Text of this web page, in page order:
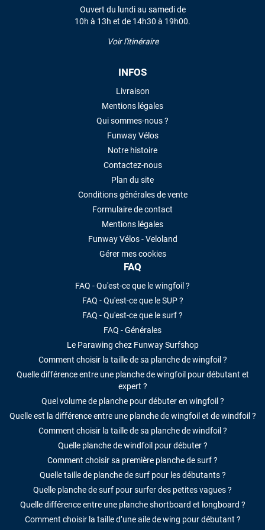
Ouvert du lundi au samedi de
10h à 13h et de 14h30 à 19h00.
Voir l'itinéraire
INFOS
Livraison
Mentions légales
Qui sommes-nous ?
Funway Vélos
Notre histoire
Contactez-nous
Plan du site
Conditions générales de vente
Formulaire de contact
Mentions légales
Funway Vélos - Veloland
Gérer mes cookies
FAQ
FAQ - Qu'est-ce que le wingfoil ?
FAQ - Qu'est-ce que le SUP ?
FAQ - Qu'est-ce que le surf ?
FAQ - Générales
Le Parawing chez Funway Surfshop
Comment choisir la taille de sa planche de wingfoil ?
Quelle différence entre une planche de wingfoil pour débutant et
expert ?
Quel volume de planche pour débuter en wingfoil ?
Quelle est la différence entre une planche de wingfoil et de windfoil ?
Comment choisir la taille de sa planche de windfoil ?
Quelle planche de windfoil pour débuter ?
Comment choisir sa première planche de surf ?
Quelle taille de planche de surf pour les débutants ?
Quelle planche de surf pour surfer des petites vagues ?
Quelle différence entre une planche shortboard et longboard ?
Comment choisir la taille d’une aile de wing pour débutant ?
LAISSER UN AVIS